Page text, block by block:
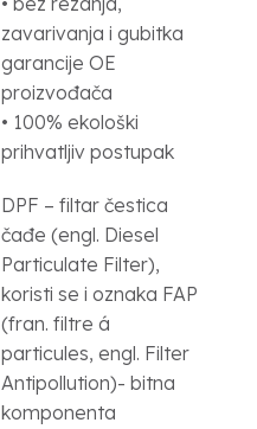
zavarivanja i gubitka
garancije OE
proizvođača
• 100% ekološki
prihvatljiv postupak
DPF – filtar čestica
čađe (engl. Diesel
Particulate Filter),
koristi se i oznaka FAP
(fran. filtre á
particules, engl. Filter
Antipollution)- bitna
komponenta